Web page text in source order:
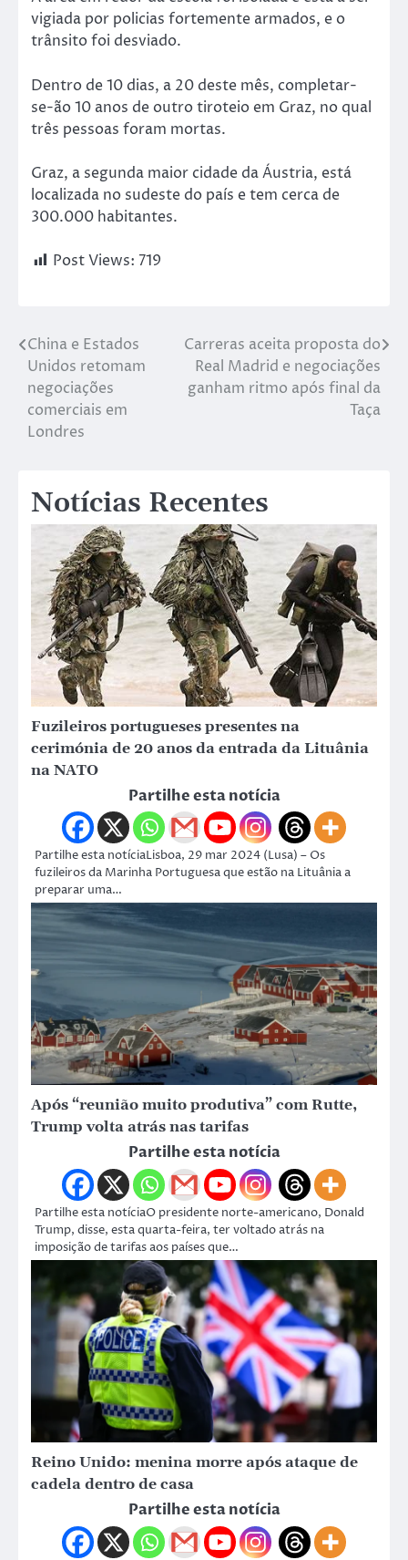
vigiada por policias fortemente armados, e o
trânsito foi desviado.
Dentro de 10 dias, a 20 deste mês, completar-
se-ão 10 anos de outro tiroteio em Graz, no qual
três pessoas foram mortas.
Graz, a segunda maior cidade da Áustria, está
localizada no sudeste do país e tem cerca de
300.000 habitantes.
Post Views: 719
China e Estados
Unidos retomam
negociações
comerciais em
Londres
Carreras aceita proposta do
Real Madrid e negociações
ganham ritmo após final da
Taça
Notícias Recentes
Fuzileiros portugueses presentes na
cerimónia de 20 anos da entrada da Lituânia
na NATO
Partilhe esta notícia
Partilhe esta notíciaLisboa, 29 mar 2024 (Lusa) – Os
fuzileiros da Marinha Portuguesa que estão na Lituânia a
preparar uma…
Após “reunião muito produtiva” com Rutte,
Trump volta atrás nas tarifas
Partilhe esta notícia
Partilhe esta notíciaO presidente norte-americano, Donald
Trump, disse, esta quarta-feira, ter voltado atrás na
imposição de tarifas aos países que…
Reino Unido: menina morre após ataque de
cadela dentro de casa
Partilhe esta notícia